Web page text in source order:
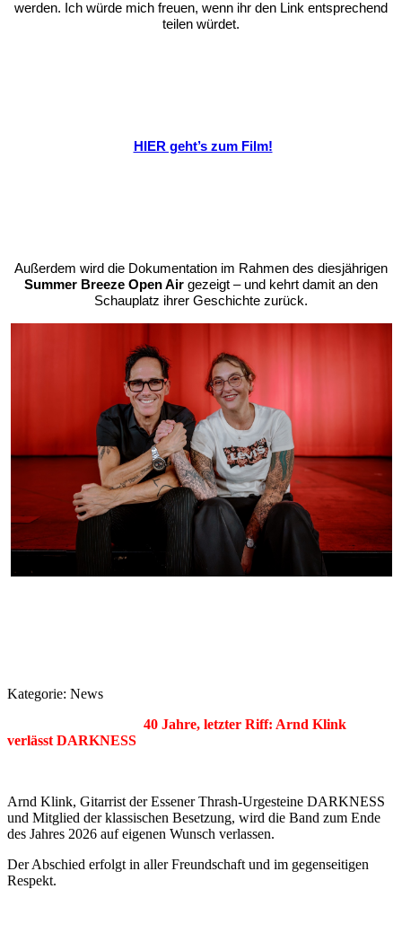
werden. Ich würde mich freuen, wenn ihr den Link entsprechend
teilen würdet.
HIER geht’s zum Film!
Außerdem wird die Dokumentation im Rahmen des diesjährigen
Summer Breeze Open Air gezeigt – und kehrt damit an den
Schauplatz ihrer Geschichte zurück.
Kategorie: News
40 Jahre, letzter Riff: Arnd Klink
verlässt DARKNESS
Arnd Klink, Gitarrist der Essener Thrash-Urgesteine DARKNESS
und Mitglied der klassischen Besetzung, wird die Band zum Ende
des Jahres 2026 auf eigenen Wunsch verlassen.
Der Abschied erfolgt in aller Freundschaft und im gegenseitigen
Respekt.